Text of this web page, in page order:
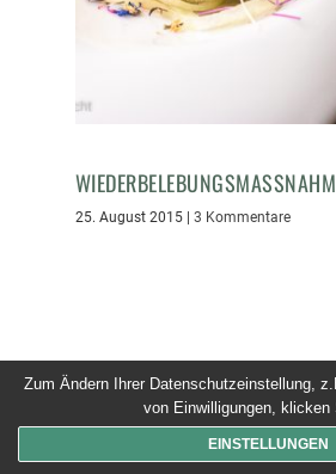
25. August 2015| 3 Kommentare
© 2026 Dinner um Acht. Alle
Zum Ändern Ihrer Datenschutzeinstellung,
von Einwilligungen, klicken
EINSTELLUNGEN